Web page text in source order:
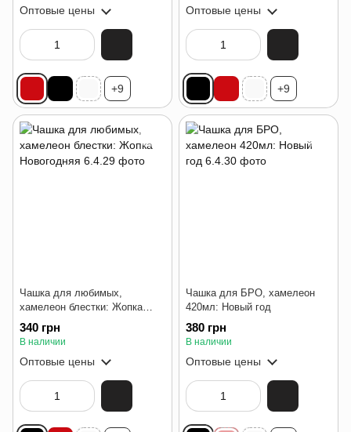
Оптовые цены
+9
Оптовые цены
+9
Чашка для любимых,
хамелеон блестки: Жопка
Новогодняя
340 грн
В наличии
Оптовые цены
Чашка для БРО, хамелеон
420мл: Новый год
380 грн
В наличии
Оптовые цены